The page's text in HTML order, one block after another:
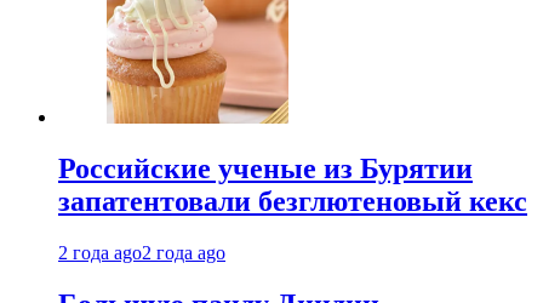
Российские ученые из Бурятии
запатентовали безглютеновый кекс
2 года ago2 года ago